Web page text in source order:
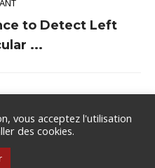
to Detect Left
...
Cardiaque de la SFC .
légales
vous acceptez l'utilisation
des cookies.